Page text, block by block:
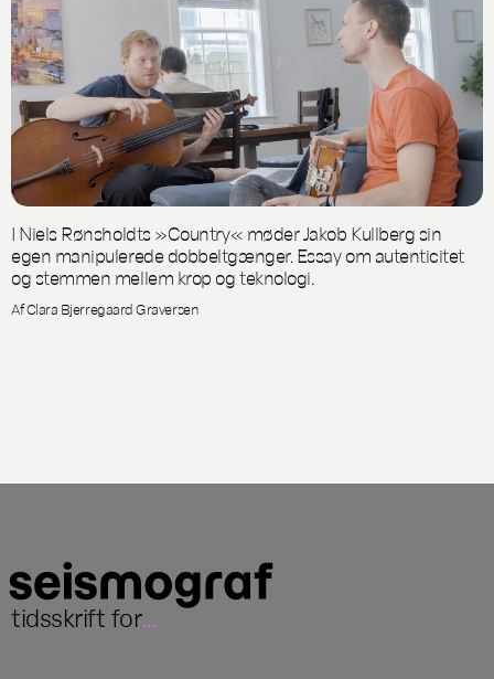
I Niels Rønsholdts »Country« møder Jakob Kullberg sin
egen manipulerede dobbeltgænger. Essay om autenticitet
og stemmen mellem krop og teknologi.
Af Clara Bjerregaard Graversen
tidsskrift for...